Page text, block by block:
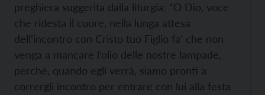
preghiera suggerita dalla liturgia: “O Dio, voce
che ridesta il cuore, nella lunga attesa
dell’incontro con Cristo tuo Figlio fa’ che non
venga a mancare l’olio delle nostre lampade,
perché, quando egli verrà, siamo pronti a
corrergli incontro per entrare con lui alla festa